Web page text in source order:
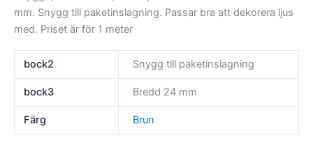
mm. Snygg till paketinslagning. Passar bra att dekorera ljus
med. Priset är för 1 meter
bock2 Snygg till paketinslagning
bock3 Bredd 24 mm
Färg Brun